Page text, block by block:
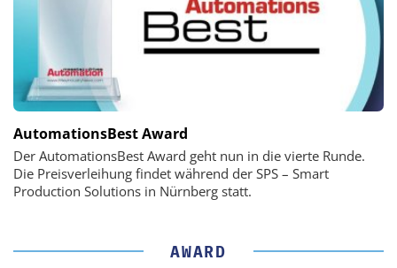
AutomationsBest Award
Der AutomationsBest Award geht nun in die vierte Runde.
Die Preisverleihung findet während der SPS – Smart
Production Solutions in Nürnberg statt.
AWARD